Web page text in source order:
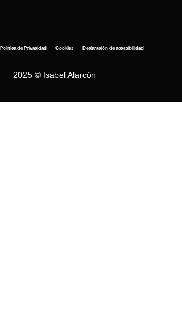
Política de Privacidad Cookies Declaración de accesibilidad
2025 © Isabel Alarcón